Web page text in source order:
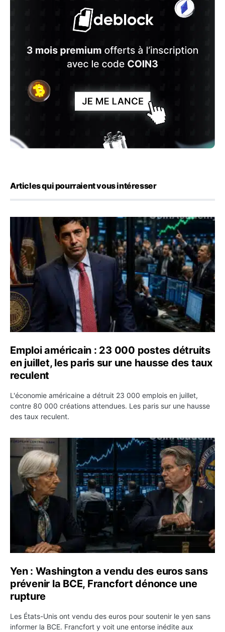
Articles qui pourraient vous intéresser
Emploi américain : 23 000 postes détruits en juillet, les
Emploi américain : 23 000 postes détruits
en juillet, les paris sur une hausse des taux
reculent
L'économie américaine a détruit 23 000 emplois en juillet,
contre 80 000 créations attendues. Les paris sur une hausse
des taux reculent.
Yen : Washington a vendu des euros sans prévenir la
Yen : Washington a vendu des euros sans
prévenir la BCE, Francfort dénonce une
rupture
Les États-Unis ont vendu des euros pour soutenir le yen sans
informer la BCE. Francfort y voit une entorse inédite aux